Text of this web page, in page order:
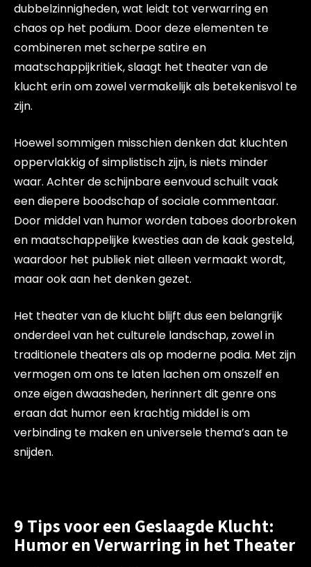
dubbelzinnigheden, wat leidt tot verwarring en
chaos op het podium. Door deze elementen te
combineren met scherpe satire en
maatschappijkritiek, slaagt het theater van de
klucht erin om zowel vermakelijk als betekenisvol te
zijn.
Hoewel sommigen misschien denken dat kluchten
oppervlakkig of simplistisch zijn, is niets minder
waar. Achter de schijnbare eenvoud schuilt vaak
een diepere boodschap of sociale commentaar.
Door middel van humor worden taboes doorbroken
en maatschappelijke kwesties aan de kaak gesteld,
waardoor het publiek niet alleen vermaakt wordt,
maar ook aan het denken gezet.
Het theater van de klucht blijft dus een belangrijk
onderdeel van het culturele landschap, zowel in
traditionele theaters als op moderne podia. Met zijn
vermogen om ons te laten lachen om onszelf en
onze eigen dwaasheden, herinnert dit genre ons
eraan dat humor een krachtig middel is om
verbinding te maken en universele thema’s aan te
snijden.
9 Tips voor een Geslaagde Klucht:
Humor en Verwarring in het Theater